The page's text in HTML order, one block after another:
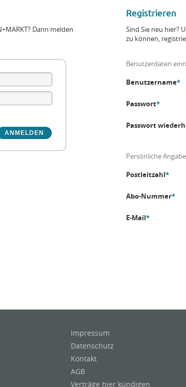
Dann melden
Registrieren
Sind Sie neu hier?
zu können,
Benutzerdaten
Benutzername*
Passwort*
Passwort
Persönliche
Postleitzahl*
Abo-Nummer*
E-Mail*
Impressum
Datenschutz
Kontakt
AGB
Verträge hier kündigen